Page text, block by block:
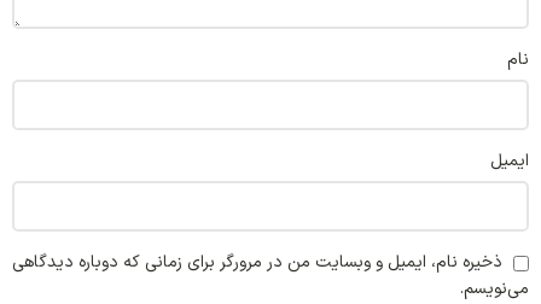
نام
ایمیل
ذخیره نام، ایمیل و وبسایت من در مرورگر برای زمانی که دوباره دیدگاهی
می‌نویسم.